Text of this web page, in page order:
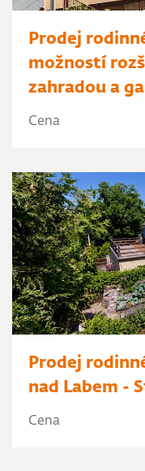
Prodej
možností
zahradou a
Cena
Prodej
nad Labem -
Cena